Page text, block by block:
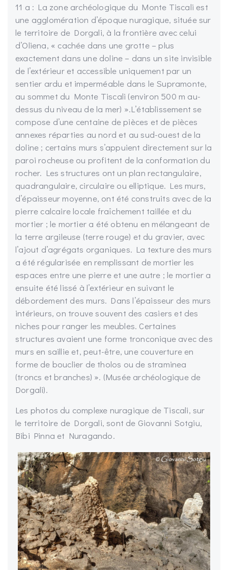
11 a : La zone archéologique du Monte Tiscali est
une agglomération d’époque nuragique, située sur
le territoire de Dorgali, à la frontière avec celui
d’Oliena, « cachée dans une grotte – plus
exactement dans une doline – dans un site invisible
de l’extérieur et accessible uniquement par un
sentier ardu et imperméable dans le Supramonte,
au sommet du Monte Tiscali (environ 500 m au-
dessus du niveau de la mer) ».L’établissement se
compose d’une centaine de pièces et de pièces
annexes réparties au nord et au sud-ouest de la
doline ; certains murs s’appuient directement sur la
paroi rocheuse ou profitent de la conformation du
rocher. Les structures ont un plan rectangulaire,
quadrangulaire, circulaire ou elliptique. Les murs,
d’épaisseur moyenne, ont été construits avec de la
pierre calcaire locale fraîchement taillée et du
mortier ; le mortier a été obtenu en mélangeant de
la terre argileuse (terre rouge) et du gravier, avec
l’ajout d’agrégats organiques. La texture des murs
a été régularisée en remplissant de mortier les
espaces entre une pierre et une autre ; le mortier a
ensuite été lissé à l’extérieur en suivant le
débordement des murs. Dans l’épaisseur des murs
intérieurs, on trouve souvent des casiers et des
niches pour ranger les meubles. Certaines
structures avaient une forme tronconique avec des
murs en saillie et, peut-être, une couverture en
forme de bouclier de tholos ou de straminea
(troncs et branches) ». (Musée archéologique de
Dorgali).
Les photos du complexe nuragique de Tiscali, sur
le territoire de Dorgali, sont de Giovanni Sotgiu,
Bibi Pinna et Nuragando.